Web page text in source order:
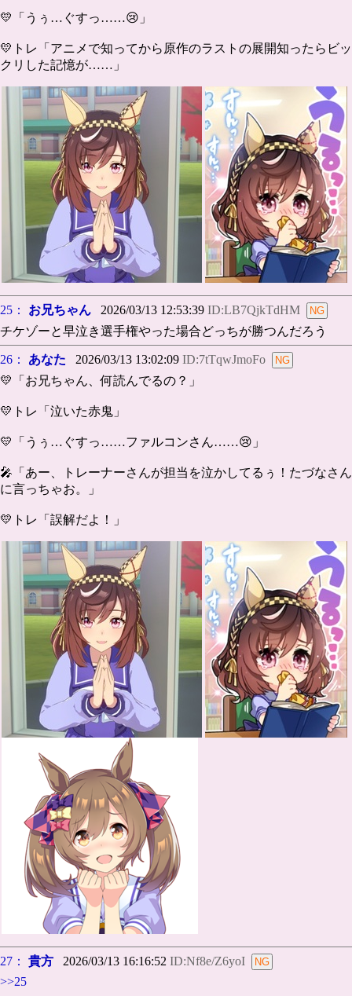
💛「うぅ…ぐすっ……😢」
💛トレ「アニメで知ってから原作のラストの展開知ったらビッ
クリした記憶が……」
25： お兄ちゃん 2026/03/13 12:53:39 ID:LB7QjkTdHM
チケゾーと早泣き選手権やった場合どっちが勝つんだろう
26： あなた 2026/03/13 13:02:09 ID:7tTqwJmoFo
💛「お兄ちゃん、何読んでるの？」
💛トレ「泣いた赤鬼」
💛「うぅ…ぐすっ……ファルコンさん……😢」
🎤「あー、トレーナーさんが担当を泣かしてるぅ！たづなさん
に言っちゃお。」
💛トレ「誤解だよ！」
27： 貴方 2026/03/13 16:16:52 ID:Nf8e/Z6yoI
>>25